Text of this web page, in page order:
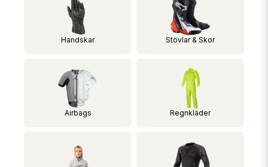
Handskar Stövlar & Skor
Airbags Regnkläder